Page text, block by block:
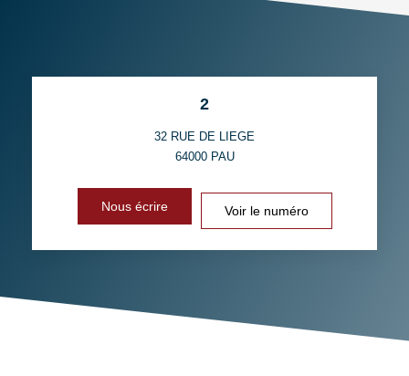
2
32 RUE DE LIEGE
64000 PAU
Nous écrire Voir le numéro